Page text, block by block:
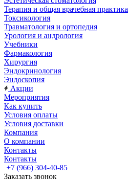
Терапия и общая врачебная практика
Токсикология
Травматология и ортопедия
Урология и андрология
Учебники
Фармакология
Хирургия
Эндокринология
Эндоскопия
Акции
Мероприятия
Как купить
Условия оплаты
Условия доставки
Компания
О компании
Контакты
Контакты
+7 (966) 304-40-85
Заказать звонок